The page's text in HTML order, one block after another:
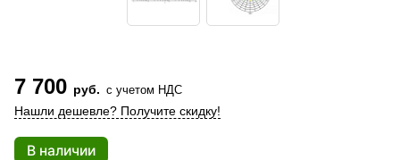
7 700 руб. с учетом НДС
Нашли дешевле? Получите скидку!
В наличии